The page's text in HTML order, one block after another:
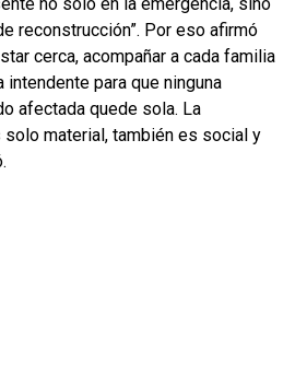
no solo en la emergencia, sino
reconstrucción”. Por eso afirmó
cerca, acompañar a cada familia
intendente para que ninguna
afectada quede sola. La
material, también es social y